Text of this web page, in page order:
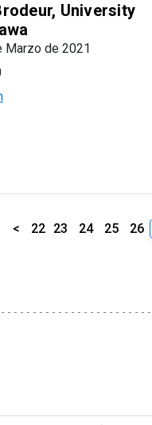
University
Marzo de 2021
< 22 23 24 25 26